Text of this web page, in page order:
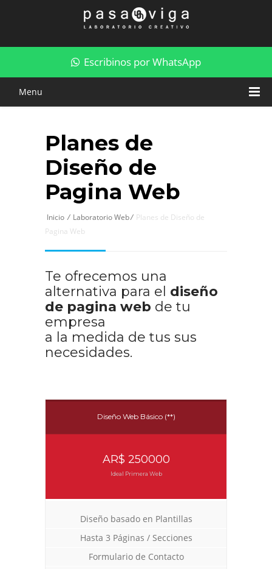
Planes de Diseño de Pagina Web
Escribinos por WhatsApp
Menu
Planes de
Diseño de
Pagina Web
Inicio / Laboratorio Web/ Planes de Diseño de
Pagina Web
Te ofrecemos una
alternativa para el diseño
de pagina web de tu
empresa
a la medida de tus sus
necesidades.
Diseño Web Básico (**)
AR$ 250000
Ideal Primera Web
Diseño basado en Plantillas
Hasta 3 Páginas / Secciones
Formulario de Contacto